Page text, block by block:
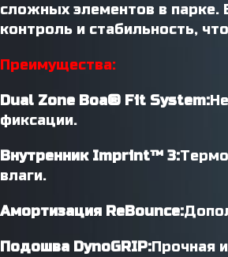
сложных элементов в парке.
контроль и стабильность,
Преимущества:
Dual Zone Boa® Fit System:
фиксации.
Внутренник Imprint™ 3:
влаги.
Амортизация ReBounce:
Подошва DynoGRIP:Прочная